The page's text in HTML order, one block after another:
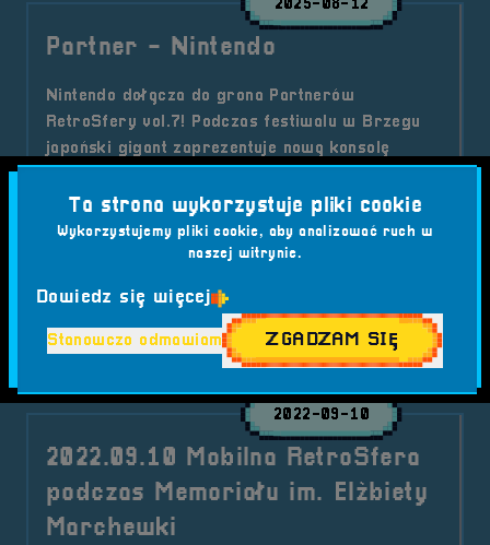
2025-08-12
Partner - Nintendo
Nintendo dołącza do grona Partnerów
RetroSfery vol.7! Podczas festiwalu w Brzegu
japoński gigant zaprezentuje nową konsolę
Kategorie wpisu: Aktualności Partner RetroSfera vol. 7
Tagi: #FESTIWAL GIER
#RETROSFERA VOL.7
#SWITCH 2
Czytaj artykuło tytule Partner &#8211; Nintendo
2022-09-10
2022.09.10 Mobilna RetroSfera
podczas Memoriału im. Elżbiety
Marchewki
Ta strona wykorzystuje pliki cookie
Wykorzystujemy pliki cookie, aby analizować ruch w
naszej witrynie.
Dowiedz się więcej
Stanowczo odmawiam ZGADZAM SIĘ